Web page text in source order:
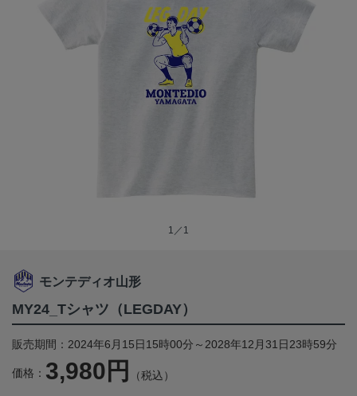
1／1
モンテディオ山形
MY24_Tシャツ（LEGDAY）
販売期間：2024年6月15日15時00分～2028年12月31日23時59分
価格： 3,980円 （税込）